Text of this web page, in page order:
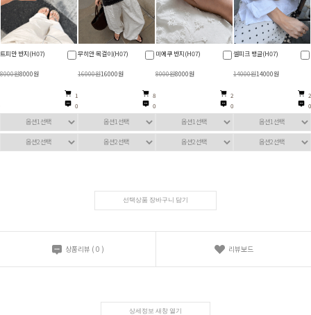
트피만 반지(H07)
8000원8000원
1
0
무히안 목걸이(H07)
16000원16000원
8
0
미에쿠 반지(H07)
8000원8000원
2
0
셀피크 뱅글(H07)
14000원14000원
2
0
선택상품 장바구니 담기
상품리뷰 ( 0 ) 리뷰보드
상세정보 새창 열기